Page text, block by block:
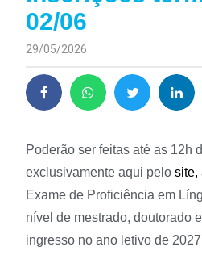
02/06
29/05/2026
Poderão ser feitas até as 12h
exclusivamente aqui pelosite,
Exame de Proficiência em
nível de mestrado, doutorado
ingresso no ano letivo de